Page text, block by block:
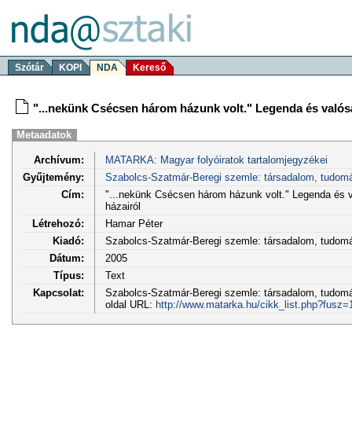
Szótár KOPI NDA Kereső
"...nekünk Csécsen három házunk volt." Legenda és
Metaadatok
Archívum:
MATARKA: Magyar folyóiratok tartalomjegyzékei
Gyűjtemény:
Szabolcs-Szatmár-Beregi szemle: társadalom,
Cím:
"...nekünk Csécsen három házunk volt." Legenda és
házairól
Létrehozó:
Hamar Péter
Kiadó:
Szabolcs-Szatmár-Beregi szemle: társadalom,
Dátum:
2005
Típus:
Text
Kapcsolat:
Szabolcs-Szatmár-Beregi szemle: társadalom,
oldal URL: http://www.matarka.hu/